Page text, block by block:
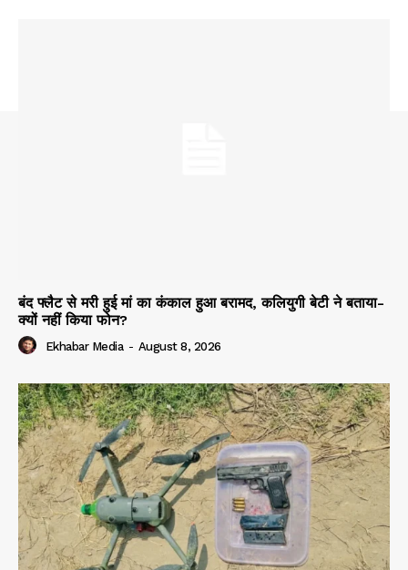
बंद फ्लैट से मरी हुई मां का कंकाल हुआ बरामद, कलियुगी बेटी ने बताया-
क्यों नहीं किया फोन?
Ekhabar Media - August 8, 2026